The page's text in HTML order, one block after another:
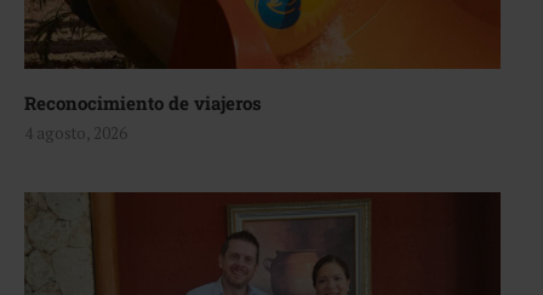
Reconocimiento de viajeros
4 agosto, 2026